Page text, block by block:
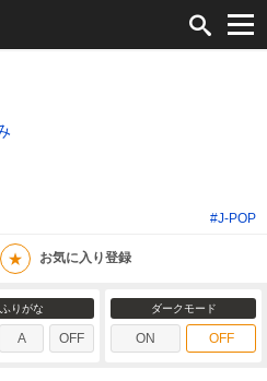
#J-POP
★ お気に入り登録
ふりがな
A OFF
ダークモード
ON OFF